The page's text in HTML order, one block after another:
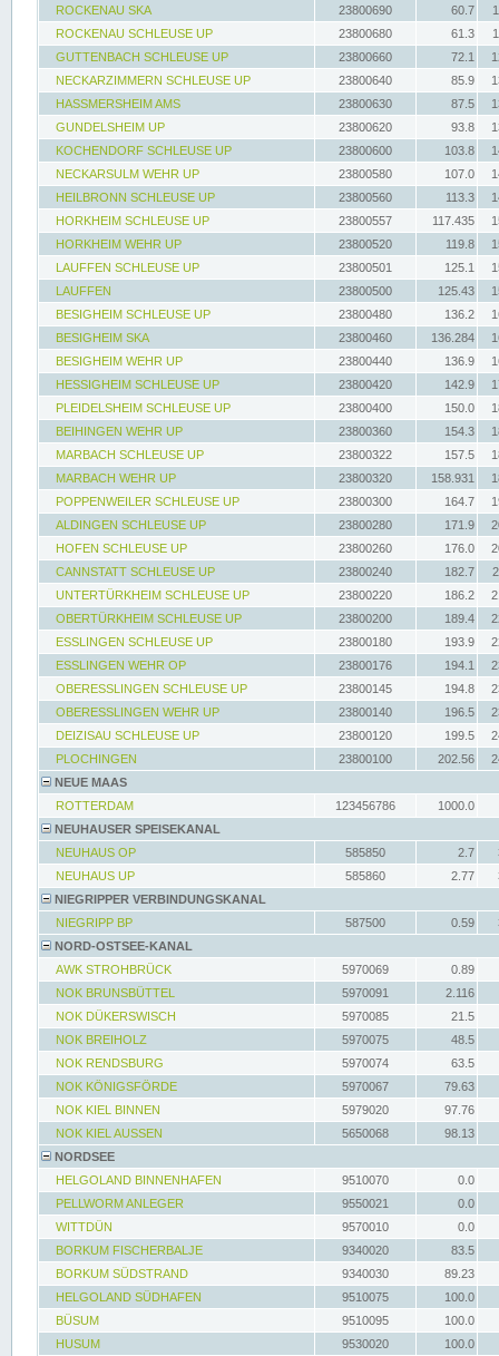
ROCKENAU SKA
23800690 60.7
ROCKENAU SCHLEUSE UP
23800680 61.3
GUTTENBACH SCHLEUSE UP
23800660 72.1
NECKARZIMMERN SCHLEUSE UP
23800640 85.9
HASSMERSHEIM AMS
23800630 87.5
GUNDELSHEIM UP
23800620 93.8
KOCHENDORF SCHLEUSE UP
23800600 103.8
NECKARSULM WEHR UP
23800580 107.0
HEILBRONN SCHLEUSE UP
23800560 113.3
HORKHEIM SCHLEUSE UP
23800557 117.435
HORKHEIM WEHR UP
23800520 119.8
LAUFFEN SCHLEUSE UP
23800501 125.1
LAUFFEN
23800500 125.43
BESIGHEIM SCHLEUSE UP
23800480 136.2
BESIGHEIM SKA
23800460 136.284
BESIGHEIM WEHR UP
23800440 136.9
HESSIGHEIM SCHLEUSE UP
23800420 142.9
PLEIDELSHEIM SCHLEUSE UP
23800400 150.0
BEIHINGEN WEHR UP
23800360 154.3
MARBACH SCHLEUSE UP
23800322 157.5
MARBACH WEHR UP
23800320 158.931
POPPENWEILER SCHLEUSE UP
23800300 164.7
ALDINGEN SCHLEUSE UP
23800280 171.9
HOFEN SCHLEUSE UP
23800260 176.0
CANNSTATT SCHLEUSE UP
23800240 182.7
UNTERTÜRKHEIM SCHLEUSE UP
23800220 186.2
OBERTÜRKHEIM SCHLEUSE UP
23800200 189.4
ESSLINGEN SCHLEUSE UP
23800180 193.9
ESSLINGEN WEHR OP
23800176 194.1
OBERESSLINGEN SCHLEUSE UP
23800145 194.8
OBERESSLINGEN WEHR UP
23800140 196.5
DEIZISAU SCHLEUSE UP
23800120 199.5
PLOCHINGEN
23800100 202.56
NEUE MAAS
ROTTERDAM
123456786
1000.0
NEUHAUSER SPEISEKANAL
NEUHAUS OP
585850 2.7
NEUHAUS UP
585860 2.77
NIEGRIPPER VERBINDUNGSKANAL
NIEGRIPP BP
587500 0.59
NORD-OSTSEE-KANAL
AWK STROHBRÜCK
5970069
0.89
NOK BRUNSBÜTTEL
5970091
2.116
NOK DÜKERSWISCH
5970085
21.5
NOK BREIHOLZ
5970075
48.5
NOK RENDSBURG
5970074
63.5
NOK KÖNIGSFÖRDE
5970067
79.63
NOK KIEL BINNEN
5979020
97.76
NOK KIEL AUSSEN
5650068
98.13
NORDSEE
HELGOLAND BINNENHAFEN
9510070
0.0
PELLWORM ANLEGER
9550021
0.0
WITTDÜN
9570010
0.0
BORKUM FISCHERBALJE
9340020
83.5
BORKUM SÜDSTRAND
9340030
89.23
HELGOLAND SÜDHAFEN
9510075
100.0
BÜSUM
9510095
100.0
HUSUM
9530020 100.0